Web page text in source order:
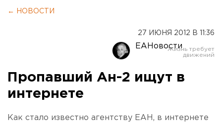
← НОВОСТИ
27 ИЮНЯ 2012 В 11:36
ЕАНовости
Пропавший Ан-2 ищут в
интернете
Как стало известно агентству ЕАН, в интернете